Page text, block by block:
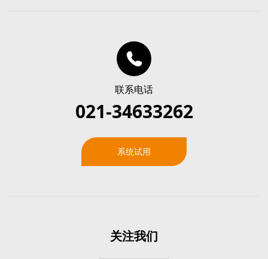
联系电话
021-34633262
系统试用
关注我们